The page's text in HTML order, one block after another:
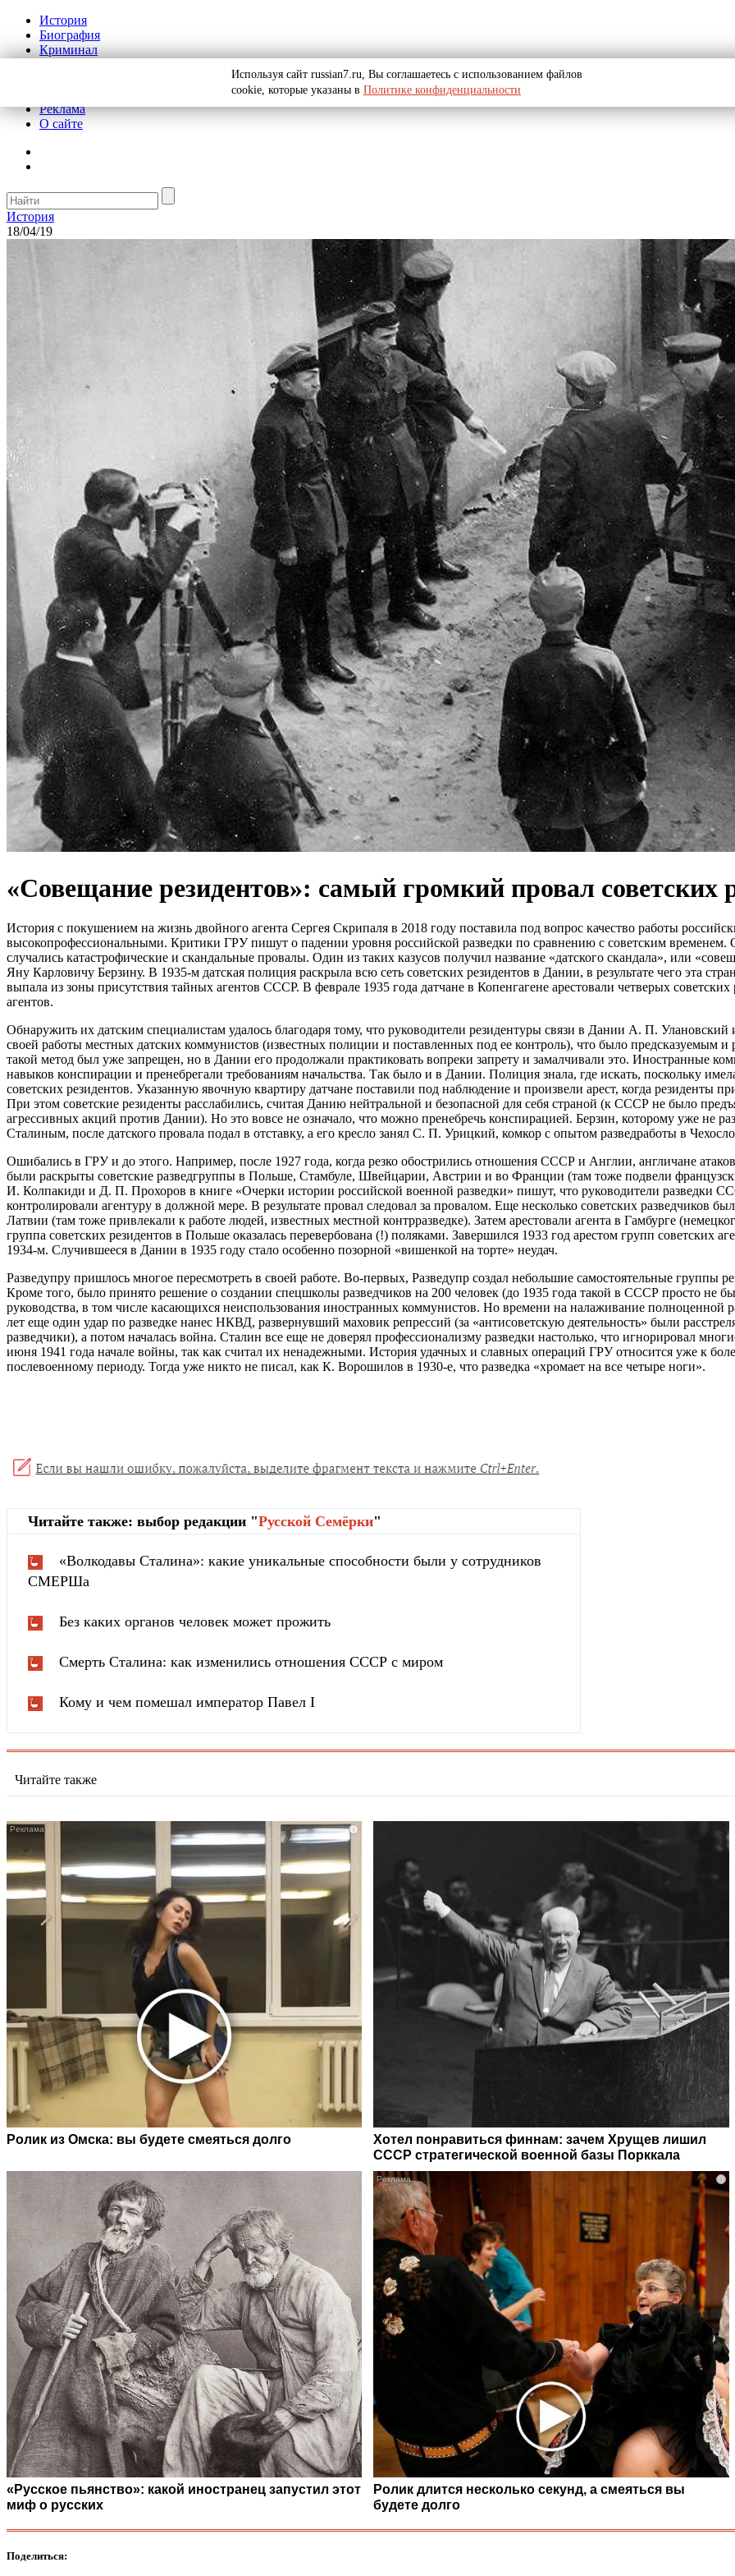
История
Биография
Криминал
Реклама
О сайте
История
18/04/19
«Совещание резидентов»: самый громкий провал советских
История с покушением на жизнь двойного агента Сергея Скрипаля в 2018 году поставила под вопрос качество работы
высокопрофессиональными. Критики ГРУ пишут о падении уровня российской разведки по сравнению с советским
случались катастрофические и скандальные провалы. Один из таких казусов получил название «датского скандала», или
Яну Карловичу Берзину. В 1935-м датская полиция раскрыла всю сеть советских резидентов в Дании, в результате чего эта
выпала из зоны присутствия тайных агентов СССР. В феврале 1935 года датчане в Копенгагене арестовали четверых
агентов.
Обнаружить их датским специалистам удалось благодаря тому, что руководители резидентуры связи в Дании А. П.
своей работы местных датских коммунистов (известных полиции и поставленных под ее контроль), что было предсказуемым
такой метод был уже запрещен, но в Дании его продолжали практиковать вопреки запрету и замалчивали это. Иностранные
навыков конспирации и пренебрегали требованиям начальства. Так было и в Дании. Полиция знала, где искать, поскольку
советских резидентов. Указанную явочную квартиру датчане поставили под наблюдение и произвели арест, когда резиденты
При этом советские резиденты расслабились, считая Данию нейтральной и безопасной для себя страной (к СССР не было
агрессивных акций против Дании). Но это вовсе не означало, что можно пренебречь конспирацией. Берзин, которому уже не
Сталиным, после датского провала подал в отставку, а его кресло занял С. П. Урицкий, комкор с опытом разведработы в
Ошибались в ГРУ и до этого. Например, после 1927 года, когда резко обострились отношения СССР и Англии, англичане
были раскрыты советские разведгруппы в Польше, Стамбуле, Швейцарии, Австрии и во Франции (там тоже подвели
И. Колпакиди и Д. П. Прохоров в книге «Очерки истории российской военной разведки» пишут, что руководители разведки
контролировали агентуру в должной мере. В результате провал следовал за провалом. Еще несколько советских разведчиков
Латвии (там тоже привлекали к работе людей, известных местной контрразведке). Затем арестовали агента в Гамбурге
группа советских резидентов в Польше оказалась перевербована (!) поляками. Завершился 1933 год арестом групп
1934-м. Случившееся в Дании в 1935 году стало особенно позорной «вишенкой на торте» неудач.
Разведупру пришлось многое пересмотреть в своей работе. Во-первых, Разведупр создал небольшие самостоятельные группы
Кроме того, было принято решение о создании спецшколы разведчиков на 200 человек (до 1935 года такой в СССР просто не
руководства, в том числе касающихся неиспользования иностранных коммунистов. Но времени на налаживание полноценной
лет еще один удар по разведке нанес НКВД, развернувший маховик репрессий (за «антисоветскую деятельность» были
разведчики), а потом началась война. Сталин все еще не доверял профессионализму разведки настолько, что игнорировал
июня 1941 года начале войны, так как считал их ненадежными. История удачных и славных операций ГРУ относится уже к
послевоенному периоду. Тогда уже никто не писал, как К. Ворошилов в 1930-е, что разведка «хромает на все четыре ноги».
Читайте также: выбор редакции "Русской Cемёрки"
«Волкодавы Сталина»: какие уникальные способности были у сотрудников
СМЕРШа
Без каких органов человек может прожить
Смерть Сталина: как изменились отношения СССР с миром
Кому и чем помешал император Павел I
Читайте также
i
Ролик из Омска: вы будете смеяться долго
Хотел понравиться финнам: зачем Хрущев лишил
СССР стратегической военной базы Порккала
«Русское пьянство»: какой иностранец запустил этот
миф о русских
i
Ролик длится несколько секунд, а смеяться вы
будете долго
Поделиться:
Используя сайт russian7.ru, Вы соглашаетесь с использованием файлов
cookie, которые указаны в Политике конфиденциальности